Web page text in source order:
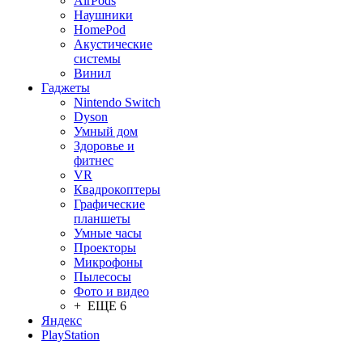
Наушники
HomePod
Акустические
системы
Винил
Гаджеты
Nintendo Switch
Dyson
Умный дом
Здоровье и
фитнес
VR
Квадрокоптеры
Графические
планшеты
Умные часы
Проекторы
Микрофоны
Пылесосы
Фото и видео
+ ЕЩЕ 6
Яндекс
PlayStation